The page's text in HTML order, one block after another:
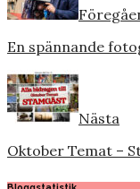
En spännande
Nästa
Oktober Temat –